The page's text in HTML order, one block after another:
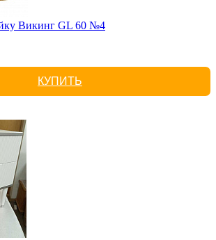
Викинг GL 60 №4
КУПИТЬ